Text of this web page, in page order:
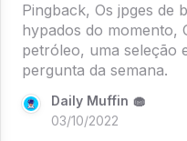
Pingback, Os jpges de
hypados do momento,
petróleo, uma seleção
pergunta da semana.
Daily Muffin 🧁
03/10/2022